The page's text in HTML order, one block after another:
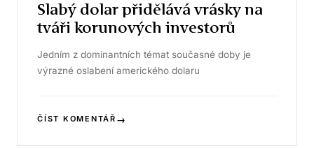
Slabý dolar přidělává vrásky na
tváři korunových investorů
Jedním z dominantních témat současné doby je
výrazné oslabení amerického dolaru
ČÍST KOMENTÁŘ →